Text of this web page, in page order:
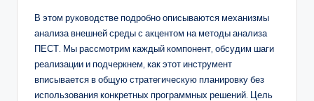
si
В этом руководстве подробно описываются механизмы
анализа внешней среды с акцентом на методы анализа
ПЕСТ. Мы рассмотрим каждый компонент, обсудим шаги
реализации и подчеркнем, как этот инструмент
вписывается в общую стратегическую планировку без
использования конкретных программных решений. Цель